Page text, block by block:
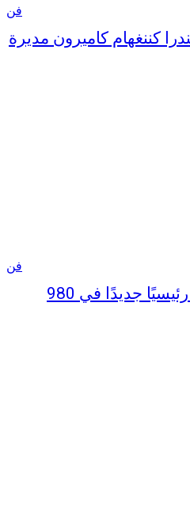
كاميرون مديرة
Gagosian يفتتح معرضًا رئيسيًا جديدًا في 980